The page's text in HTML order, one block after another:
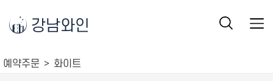
강남와인
예약주문 화이트